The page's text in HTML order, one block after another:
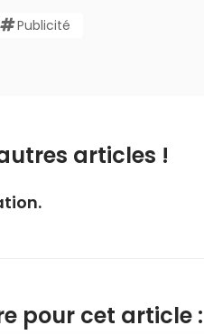
Publicité
articles !
pour cet article :